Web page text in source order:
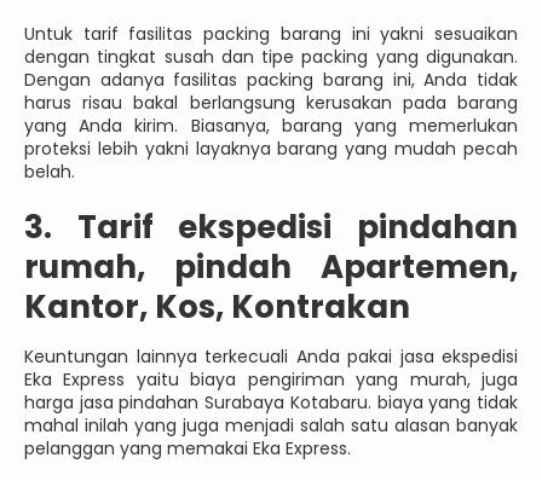
Untuk tarif fasilitas packing barang ini yakni sesuaikan
dengan tingkat susah dan tipe packing yang digunakan.
Dengan adanya fasilitas packing barang ini, Anda tidak
harus risau bakal berlangsung kerusakan pada barang
yang Anda kirim. Biasanya, barang yang memerlukan
proteksi lebih yakni layaknya barang yang mudah pecah
belah.
3. Tarif ekspedisi pindahan
rumah, pindah Apartemen,
Kantor, Kos, Kontrakan
Keuntungan lainnya terkecuali Anda pakai jasa ekspedisi
Eka Express yaitu biaya pengiriman yang murah, juga
harga jasa pindahan Surabaya Kotabaru. biaya yang tidak
mahal inilah yang juga menjadi salah satu alasan banyak
pelanggan yang memakai Eka Express.